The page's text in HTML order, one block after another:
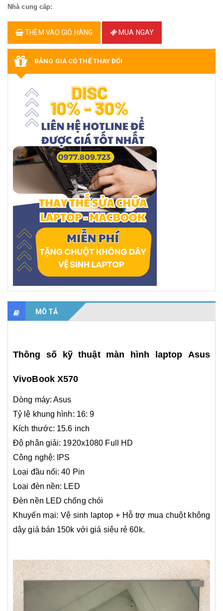
Nhà cung cấp:
THÊM VÀO GIỎ HÀNG MUA NGAY
BẢNG GIÁ CÓ THỂ THAY ĐỔI
MÔ TẢ
Thông số kỹ thuật màn hình laptop Asus
VivoBook X570
Dòng máy: Asus
Tỷ lệ khung hình: 16: 9
Kích thước: 15.6 inch
​Độ phân giải: 1920x1080 Full HD
Công nghệ: IPS
Loại đầu nối: 40 Pin
Loại đèn nền: LED
Đèn nền LED chống chói
Khuyến mại: Vệ sinh laptop + Hỗ trợ mua chuột không
dây giá bán 150k với giá siêu rẻ 60k.